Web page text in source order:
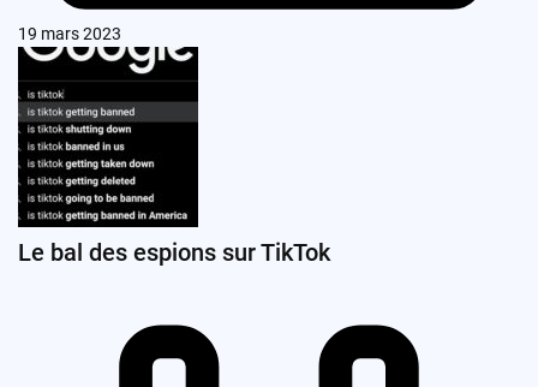
19 mars 2023
Le bal des espions sur TikTok